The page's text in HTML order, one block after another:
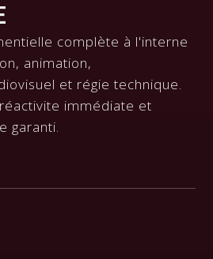
complète à l'interne
animation,
et régie technique.
immédiate et
garanti.